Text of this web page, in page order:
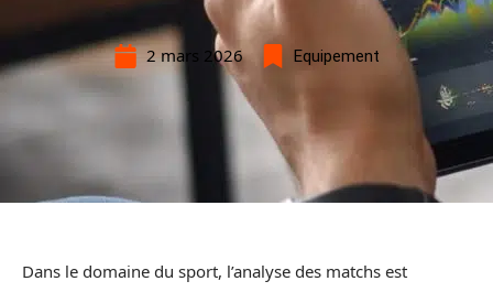
2 mars 2026 Equipement
Dans le domaine du sport, l’analyse des matchs est